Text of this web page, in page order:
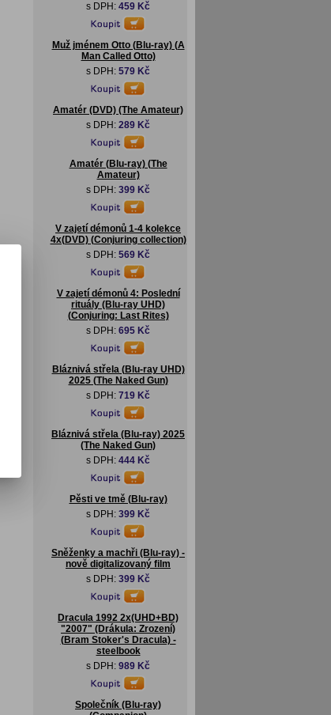
s DPH: 459 Kč
Muž jménem Otto (Blu-ray) (A
Man Called Otto)
s DPH: 579 Kč
Amatér (DVD) (The Amateur)
s DPH: 289 Kč
Amatér (Blu-ray) (The
Amateur)
s DPH: 399 Kč
V zajetí démonů 1-4 kolekce
4x(DVD) (Conjuring collection)
s DPH: 569 Kč
V zajetí démonů 4: Poslední
rituály (Blu-ray UHD)
(Conjuring: Last Rites)
s DPH: 695 Kč
Bláznivá střela (Blu-ray UHD)
2025 (The Naked Gun)
s DPH: 719 Kč
Bláznivá střela (Blu-ray) 2025
(The Naked Gun)
s DPH: 444 Kč
Pěsti ve tmě (Blu-ray)
s DPH: 399 Kč
Sněženky a machři (Blu-ray) -
nově digitalizovaný film
s DPH: 399 Kč
Dracula 1992 2x(UHD+BD)
"2007" (Drákula: Zrození)
(Bram Stoker's Dracula) -
steelbook
s DPH: 989 Kč
Společník (Blu-ray)